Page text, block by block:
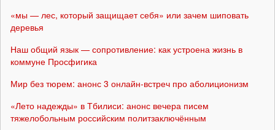
«мы — лес, который защищает себя» или зачем шиповать
деревья
Наш общий язык — сопротивление: как устроена жизнь в
коммуне Просфигика
Мир без тюрем: анонс 3 онлайн-встреч про аболиционизм
«Лето надежды» в Тбилиси: анонс вечера писем
тяжелобольным российским политзаключённым